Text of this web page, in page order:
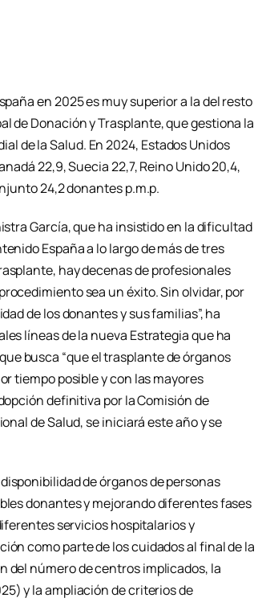
en 2025 es muy superior a la del resto
de Donación y Trasplante, que gestiona la
de la Salud. En 2024, Estados Unidos
22,9, Suecia 22,7, Reino Unido 20,4,
24,2 donantes p.m.p.
García, que ha insistido en la dificultad
España a lo largo de más de tres
hay decenas de profesionales
sea un éxito. Sin olvidar, por
de los donantes y sus familias”, ha
líneas de la nueva Estrategia que ha
busca “que el trasplante de órganos
tiempo posible y con las mayores
definitiva por la Comisión de
de Salud, se iniciará este año y se
de órganos de personas
donantes y mejorando diferentes fases
servicios hospitalarios y
como parte de los cuidados al final de la
del número de centros implicados, la
y la ampliación de criterios de